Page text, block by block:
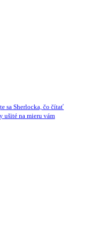
sa Sherlocka, čo čítať
ušité na mieru vám